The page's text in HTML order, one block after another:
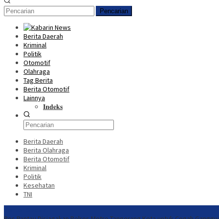
Pencarian
Berita Daerah
Kriminal
Politik
Otomotif
Olahraga
Tag Berita
Berita Otomotif
Lainnya
𝐈𝐧𝐝𝐞𝐤𝐬
Berita Daerah
Berita Olahraga
Berita Otomotif
Kriminal
Politik
Kesehatan
TNI